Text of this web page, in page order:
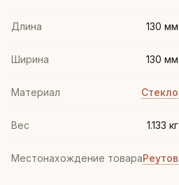
Длина 130 мм
Ширина 130 мм
Материал Стекло
Вес 1.133 кг
Местонахождение товараРеутов